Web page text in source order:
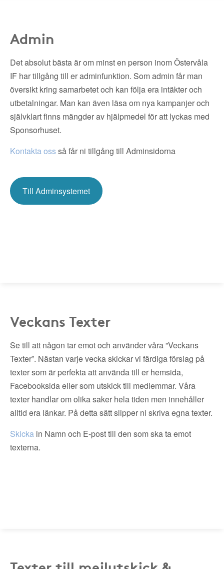
Admin
Det absolut bästa är om minst en person inom Östervåla
IF har tillgång till er adminfunktion. Som admin får man
översikt kring samarbetet och kan följa era intäkter och
utbetalningar. Man kan även läsa om nya kampanjer och
självklart finns mängder av hjälpmedel för att lyckas med
Sponsorhuset.
Kontakta ossså får ni tillgång till Adminsidorna
Till Adminsystemet
Veckans Texter
Se till att någon tar emot och använder våra ”Veckans
Texter”. Nästan varje vecka skickar vi färdiga förslag på
texter som är perfekta att använda till er hemsida,
Facebooksida eller som utskick till medlemmar. Våra
texter handlar om olika saker hela tiden men innehåller
alltid era länkar. På detta sätt slipper ni skriva egna texter.
Skicka in Namn och E-post till den som ska ta emot
texterna.